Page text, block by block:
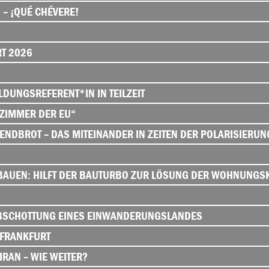
¡QUÉ CHÉVERE!
2026
IN TEILZEIT
DER EU“
– DAS MITEINANDER IN ZEITEN DER
HILFT DER BAUTURBO ZUR LÖSUNG DER
EINES EINWANDERUNGSLANDES
– WIE WEITER?